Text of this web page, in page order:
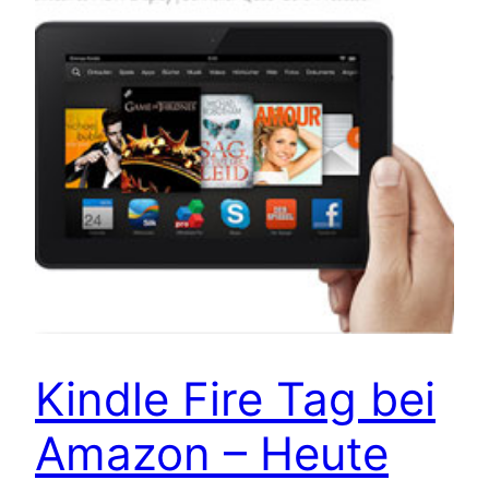
Kindle Fire Tag bei
Amazon – Heute